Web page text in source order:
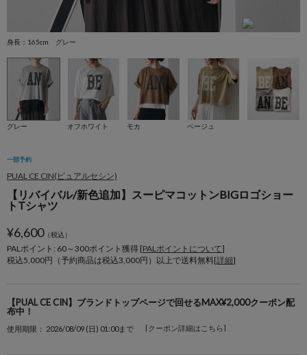
身長：165cm グレー
グレー オフホワイト モカ ベージュ
一部予約
PUAL CE CIN(ピュアルセシン)
【リバイバル/新色追加】スーピマコットンBIGロゴショー
トTシャツ
¥6,600（税込）
PALポイント: 60～300ポイント獲得 [PALポイントについて]
税込5,000円（予約商品は税込3,000円）以上で送料無料[詳細]
【PUAL CE CIN】ブランドトップページで回せるMAX¥2,000クーポン配
布中！
使用期限： 2026/08/09 (日) 01:00まで [クーポン詳細はこちら]